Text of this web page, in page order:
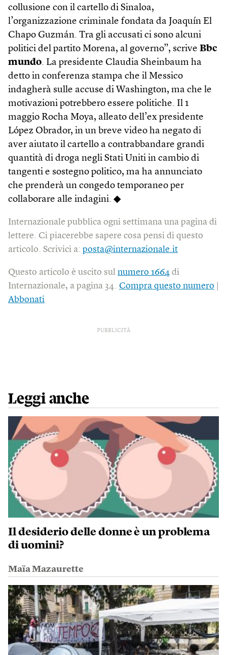
collusione con il cartello di Sinaloa,
l’organizzazione criminale fondata da Joaquín El
Chapo Guzmán. Tra gli accusati ci sono alcuni
politici del partito Morena, al governo”, scrive Bbc
mundo. La presidente Claudia Sheinbaum ha
detto in conferenza stampa che il Messico
indagherà sulle accuse di Washington, ma che le
motivazioni potrebbero essere politiche. Il 1
maggio Rocha Moya, alleato dell’ex presidente
López Obrador, in un breve video ha negato di
aver aiutato il cartello a contrabbandare grandi
quantità di droga negli Stati Uniti in cambio di
tangenti e sostegno politico, ma ha annunciato
che prenderà un congedo temporaneo per
collaborare alle indagini. ◆
Internazionale pubblica ogni settimana una pagina di
lettere. Ci piacerebbe sapere cosa pensi di questo
articolo. Scrivici a: posta@internazionale.it
Questo articolo è uscito sul numero 1664 di
Internazionale, a pagina 34. Compra questo numero
Abbonati
PUBBLICITÀ
Leggi anche
Il desiderio delle donne è un problema
di uomini?
Maïa Mazaurette